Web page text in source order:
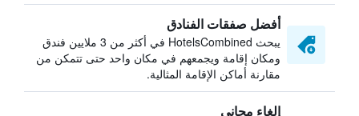
أفضل صفقات الفنادق
يبحث HotelsCombined في أكثر من 3 ملايين فندق
ومكان إقامة ويجمعهم في مكان واحد حتى تتمكن من
مقارنة أماكن الإقامة المثالية.
إلغاء مجاني